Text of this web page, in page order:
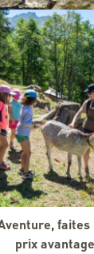
prix